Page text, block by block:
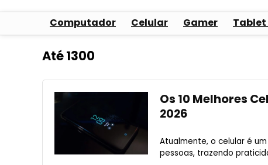
Computador Celular Gamer Tablet
Até 1300
Os 10 Melhores
2026
Atualmente, o celular é
pessoas, trazendo